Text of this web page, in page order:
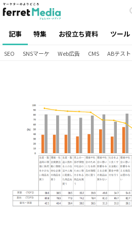
記事 特集 お役立ち資料 ツール
SEO SNSマーケ Web広告 CMS ABテスト